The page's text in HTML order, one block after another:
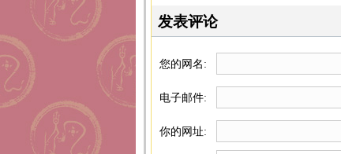
发表评论
您的网名:
电子邮件:
你的网址: